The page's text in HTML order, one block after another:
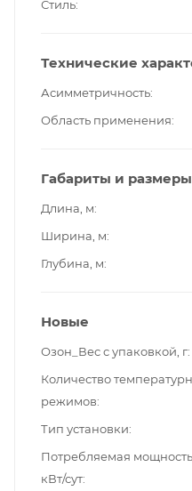
Стиль
Технические
Асимметричность
Область применения
Габариты и размеры
Длина, м
Ширина, м
Глубина, м
Новые
Озон_Вес с упаковкой, г
Количество
режимов
Тип установки
Потребляемая мощность,
кВт/сут